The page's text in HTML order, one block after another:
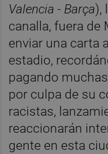
Valencia - Barça),
canalla, fuera de
enviar una carta
estadio,
pagando
por culpa de su
racistas,
reaccionarán
gente en esta